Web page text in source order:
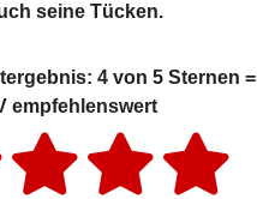
seine Tücken.
4 von 5 Sternen =
empfehlenswert